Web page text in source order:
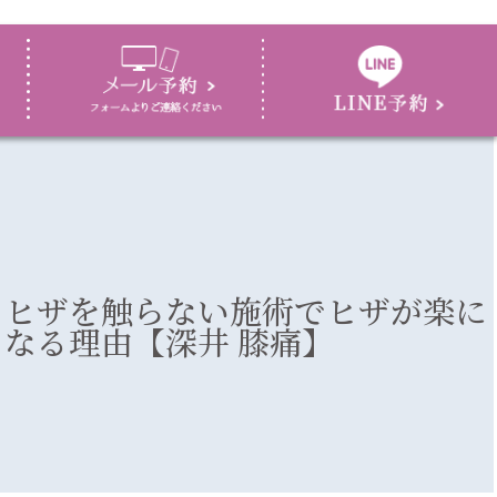
ヒザを触らない施術でヒザが楽に
なる理由【深井 膝痛】